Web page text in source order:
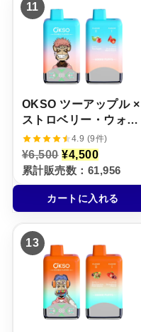
5
0
0
で
し
た
。
,
5
0
0
で
す
11
OKSO ツーアップル ×
ストロベリー・ウォー
ターメロン【ニコパ
フ】5%
4.9 (9件)
¥6,500 元
の
価
格
は
¥
5
0
0
で
し
た
。
¥4,500現
在
の
価
格
は
,
5
0
0
で
す
累計販売数：61,956
カートに入れる
13